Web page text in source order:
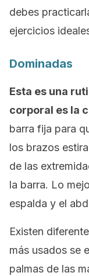
debes
ejercicios
Dominadas
Esta es una
corporal es la
barra fija para
los brazos
de las
la barra. Lo
espalda y el
Existen
más usados se
palmas de las